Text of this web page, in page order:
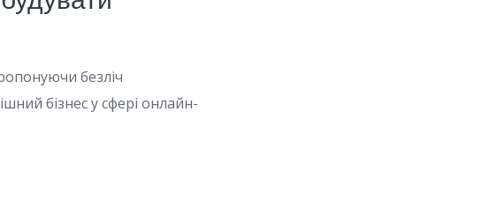
безліч
бізнес у сфері онлайн-